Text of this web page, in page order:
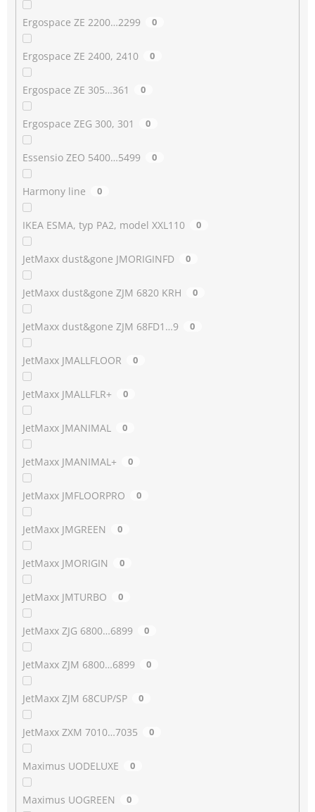
Ergospace ZE 2200…2299 0
Ergospace ZE 2400, 2410 0
Ergospace ZE 305…361 0
Ergospace ZEG 300, 301 0
Essensio ZEO 5400…5499 0
Harmony line 0
IKEA ESMA, typ PA2, model XXL110 0
JetMaxx dust&gone JMORIGINFD 0
JetMaxx dust&gone ZJM 6820 KRH 0
JetMaxx dust&gone ZJM 68FD1…9 0
JetMaxx JMALLFLOOR 0
JetMaxx JMALLFLR+ 0
JetMaxx JMANIMAL 0
JetMaxx JMANIMAL+ 0
JetMaxx JMFLOORPRO 0
JetMaxx JMGREEN 0
JetMaxx JMORIGIN 0
JetMaxx JMTURBO 0
JetMaxx ZJG 6800…6899 0
JetMaxx ZJM 6800…6899 0
JetMaxx ZJM 68CUP/SP 0
JetMaxx ZXM 7010…7035 0
Maximus UODELUXE 0
Maximus UOGREEN 0